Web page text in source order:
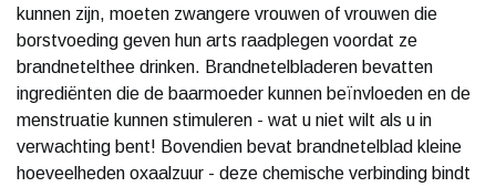
kunnen zijn, moeten zwangere vrouwen of vrouwen die
borstvoeding geven hun arts raadplegen voordat ze
brandnetelthee drinken. Brandnetelbladeren bevatten
ingrediënten die de baarmoeder kunnen beïnvloeden en de
menstruatie kunnen stimuleren - wat u niet wilt als u in
verwachting bent! Bovendien bevat brandnetelblad kleine
hoeveelheden oxaalzuur - deze chemische verbinding bindt